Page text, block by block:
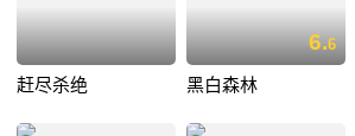
赶尽杀绝
6.6
黑白森林